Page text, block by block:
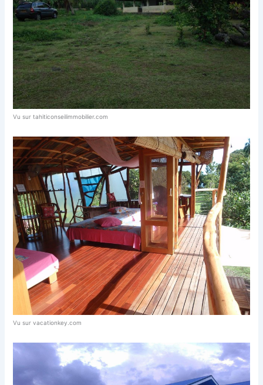
Vu sur tahiticonseilimmobilier.com
Vu sur vacationkey.com